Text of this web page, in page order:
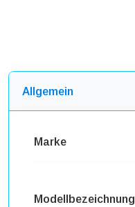
Allgemein
Marke
Modellbezeichnung